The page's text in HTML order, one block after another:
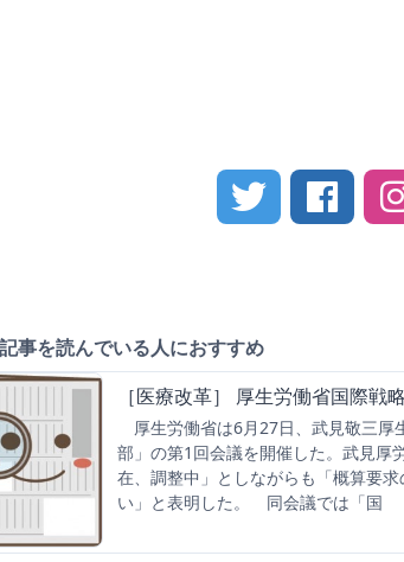
事を読んでいる人におすすめ
［医療改革］ 厚生労働省国際
厚生労働省は6月27日、武見敬三厚
部」の第1回会議を開催した。武見厚
在、調整中」としながらも「概算要
い」と表明した。 同会議では「国